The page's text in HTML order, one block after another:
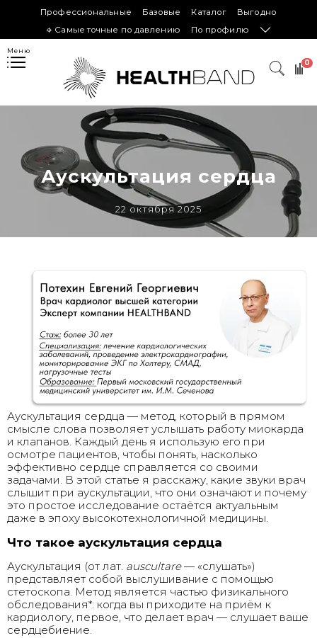
Профессиональные Базовые Каталог
Выгодно
𖦏 Самые точные по давлению
По профилю
Меню
0
Аускультация сердца
22 октября 2025
Аускультация сердца — метод, который в прямом
смысле слова позволяет услышать работу миокарда
и клапанов. Каждый день я использую его при
осмотре пациентов, чтобы понять, насколько
эффективно сердце справляется со своими
задачами. В этой статье я расскажу, какие звуки врач
слышит при аускультации, что они означают и почему
это простое исследование остаётся актуальным
даже в эпоху высокотехнологичной медицины.
Что такое аускультация сердца
Аускультация (от лат. auscultare— «слушать»)
представляет собой выслушивание с помощью
стетоскопа. Метод является частью физикального
обследования*: когда вы приходите на приём к
кардиологу, первое, что делает врач — слушает ваше
сердцебиение.